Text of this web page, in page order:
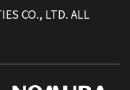
CO., LTD. ALL